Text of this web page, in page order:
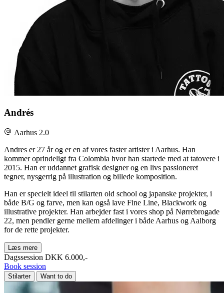
Andrés
Aarhus 2.0
Andres er 27 år og er en af vores faster artister i Aarhus. Han
kommer oprindeligt fra Colombia hvor han startede med at tatovere i
2015. Han er uddannet grafisk designer og en livs passioneret
tegner, nysgerrig på illustration og billede komposition.
Han er specielt ideel til stilarten old school og japanske projekter, i
både B/G og farve, men kan også lave Fine Line, Blackwork og
illustrative projekter. Han arbejder fast i vores shop på Nørrebrogade
22, men pendler gerne mellem afdelinger i både Aarhus og Aalborg
for de rette projekter.
Læs mere
Dagssession DKK 6.000,-
Book session
Stilarter Want to do